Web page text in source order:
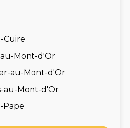
Cuire
Mont-d'Or
au-Mont-d'Or
au-Mont-d'Or
Pape